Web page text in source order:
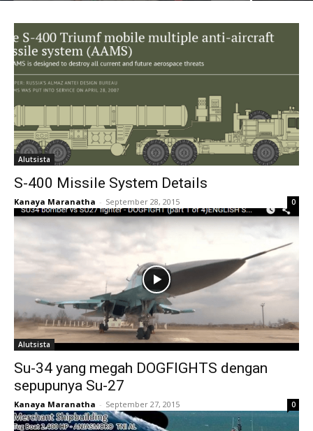
Alutsista
S-400 Missile System Details
Kanaya Maranatha - September 28, 2015 0
Alutsista
Su-34 yang megah DOGFIGHTS dengan
sepupunya Su-27
Kanaya Maranatha - September 27, 2015 0